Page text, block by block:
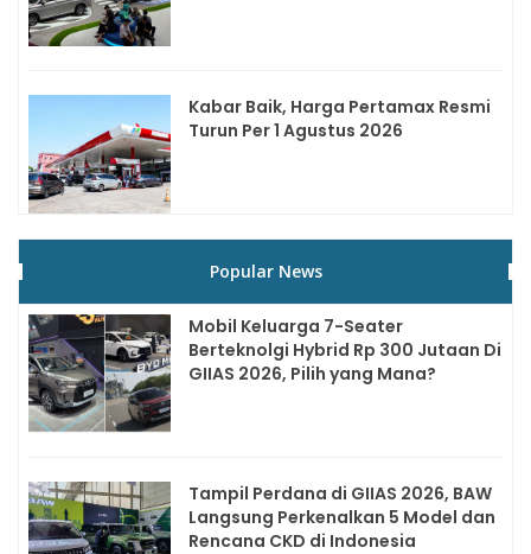
Kabar Baik, Harga Pertamax Resmi
Turun Per 1 Agustus 2026
Popular News
Mobil Keluarga 7-Seater
Berteknolgi Hybrid Rp 300 Jutaan Di
GIIAS 2026, Pilih yang Mana?
Tampil Perdana di GIIAS 2026, BAW
Langsung Perkenalkan 5 Model dan
Rencana CKD di Indonesia